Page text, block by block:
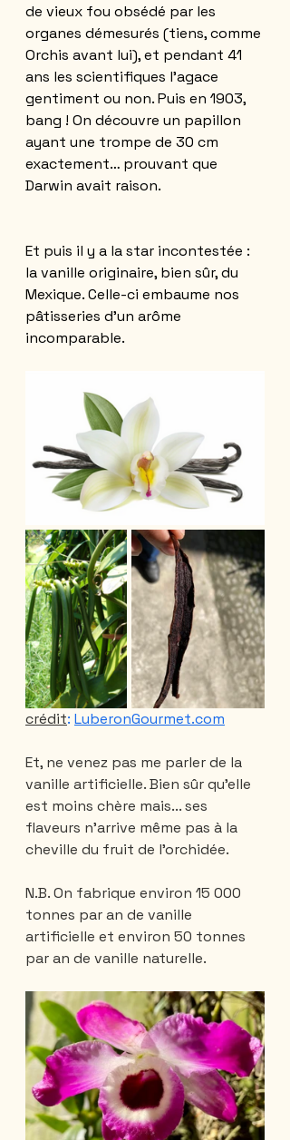
de vieux fou obsédé par les
organes démesurés (tiens, comme
Orchis avant lui), et pendant 41
ans les scientifiques l'agace
gentiment ou non. Puis en 1903,
bang ! On découvre un papillon
ayant une trompe de 30 cm
exactement… prouvant que
Darwin avait raison.
Et puis il y a la star incontestée :
la vanille originaire, bien sûr, du
Mexique. Celle-ci embaume nos
pâtisseries d'un arôme
incomparable.
crédit: LuberonGourmet.com
Et, ne venez pas me parler de la
vanille artificielle. Bien sûr qu'elle
est moins chère mais... ses
flaveurs n'arrive même pas à la
cheville du fruit de l'orchidée.
N.B. On fabrique environ 15 000
tonnes par an de vanille
artificielle et environ 50 tonnes
par an de vanille naturelle.